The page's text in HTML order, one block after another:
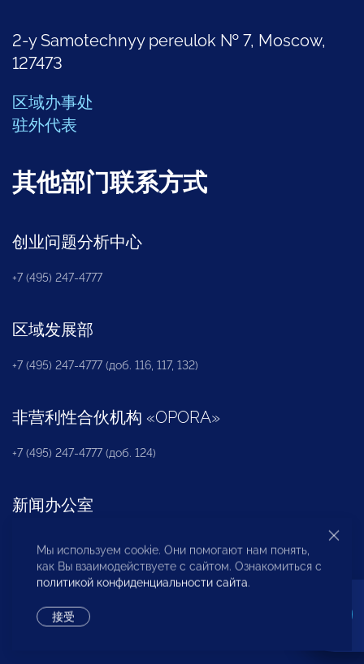
2-y Samotechnyy pereulok № 7, Moscow,
127473
区域办事处
驻外代表
其他部门联系方式
创业问题分析中心
+7 (495) 247-4777
区域发展部
+7 (495) 247-4777 (доб. 116, 117, 132)
非营利性合伙机构 «OPORA»
+7 (495) 247-4777 (доб. 124)
新闻办公室
pressa@opora.ru
国际部
Мы используем cookie. Они помогают нам понять,
как Вы взаимодействуете с сайтом. Ознакомиться с
политикой конфиденциальности сайта.
接受